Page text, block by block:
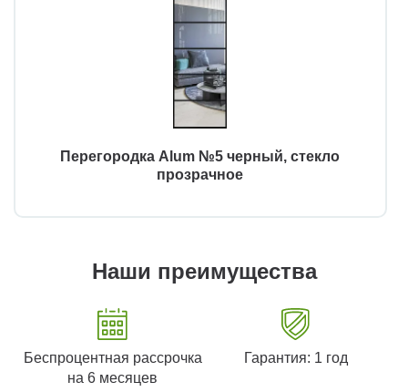
Перегородка Alum №5 черный, стекло
прозрачное
Наши преимущества
Беспроцентная рассрочка
на 6 месяцев
Гарантия: 1 год